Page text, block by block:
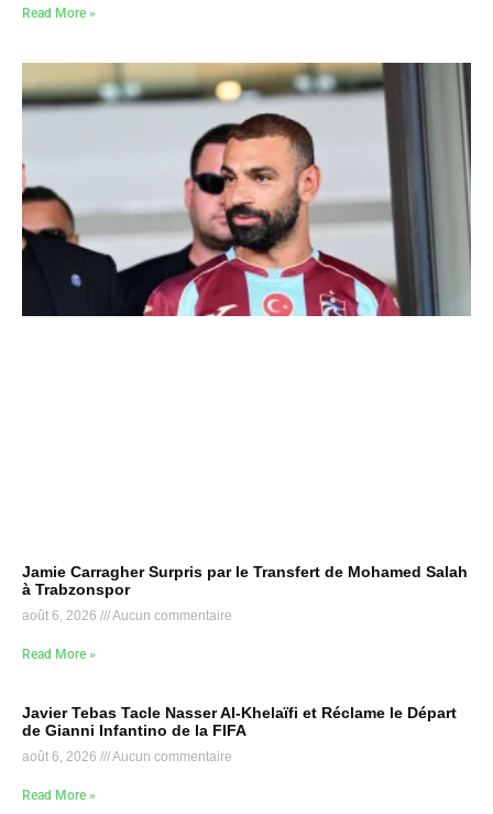
Read More »
Jamie Carragher Surpris par le Transfert de Mohamed Salah
à Trabzonspor
août 6, 2026 Aucun commentaire
Read More »
Javier Tebas Tacle Nasser Al-Khelaïfi et Réclame le Départ
de Gianni Infantino de la FIFA
août 6, 2026 Aucun commentaire
Read More »